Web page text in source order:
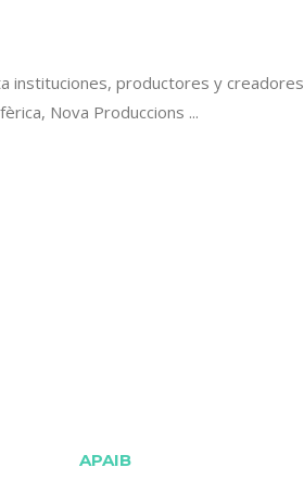
instituciones, productores y creadores
Nova Produccions
APAIB